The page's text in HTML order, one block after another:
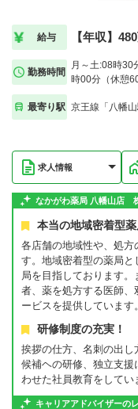
給与 【年収】
勤務時間
月～土:08時30
時00分（休憩60
最寄り駅 京王線「八幡
求人情報
なかがわ薬局 八幡山店
本当の地域密着型
各店舗の地域性や、処方
す。地域密着型の薬局
局を目指しております
者、薬を処方する医師
ービスを提供しています。
研修制度の充実！
挨拶の仕方、名刺の出
候補ヘの研修、独立支
わせた社員教育をしてい
キャリアアドバイザーの